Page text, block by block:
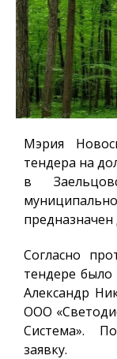
Мэрия
тендера на
в
Согласно
тендере
Александр
ООО
Система».
заявку.